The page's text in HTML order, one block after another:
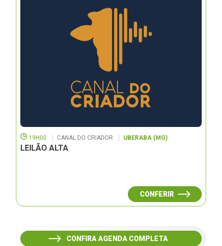
19H00 CANAL DO CRIADOR UBERABA (MG)
LEILÃO ALTA
CONFERIR
CONFIRA AGENDA COMPLETA